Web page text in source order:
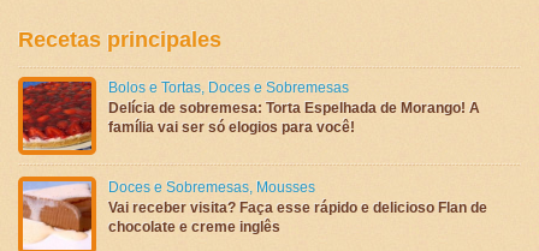
Recetas principales
Bolos e Tortas, Doces e Sobremesas
Delícia de sobremesa: Torta Espelhada de Morango! A
família vai ser só elogios para você!
Doces e Sobremesas, Mousses
Vai receber visita? Faça esse rápido e delicioso Flan de
chocolate e creme inglês